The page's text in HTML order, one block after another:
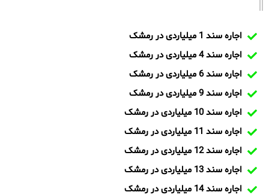
اجاره سند 1 میلیاردی در رمشک
اجاره سند 4 میلیاردی در رمشک
اجاره سند 6 میلیاردی در رمشک
اجاره سند 9 میلیاردی در رمشک
اجاره سند 10 میلیاردی در رمشک
اجاره سند 11 میلیاردی در رمشک
اجاره سند 12 میلیاردی در رمشک
اجاره سند 13 میلیاردی در رمشک
اجاره سند 14 میلیاردی در رمشک